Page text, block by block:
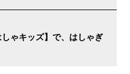
ゃキッズ】で、はしゃぎ